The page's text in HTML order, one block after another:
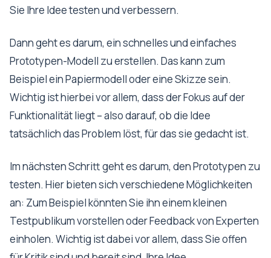
Sie Ihre Idee testen und verbessern.
Dann geht es darum, ein schnelles und einfaches
Prototypen-Modell zu erstellen. Das kann zum
Beispiel ein Papiermodell oder eine Skizze sein.
Wichtig ist hierbei vor allem, dass der Fokus auf der
Funktionalität liegt – also darauf, ob die Idee
tatsächlich das Problem löst, für das sie gedacht ist.
Im nächsten Schritt geht es darum, den Prototypen zu
testen. Hier bieten sich verschiedene Möglichkeiten
an: Zum Beispiel könnten Sie ihn einem kleinen
Testpublikum vorstellen oder Feedback von Experten
einholen. Wichtig ist dabei vor allem, dass Sie offen